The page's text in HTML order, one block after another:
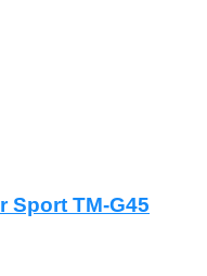
Sport TM-G45